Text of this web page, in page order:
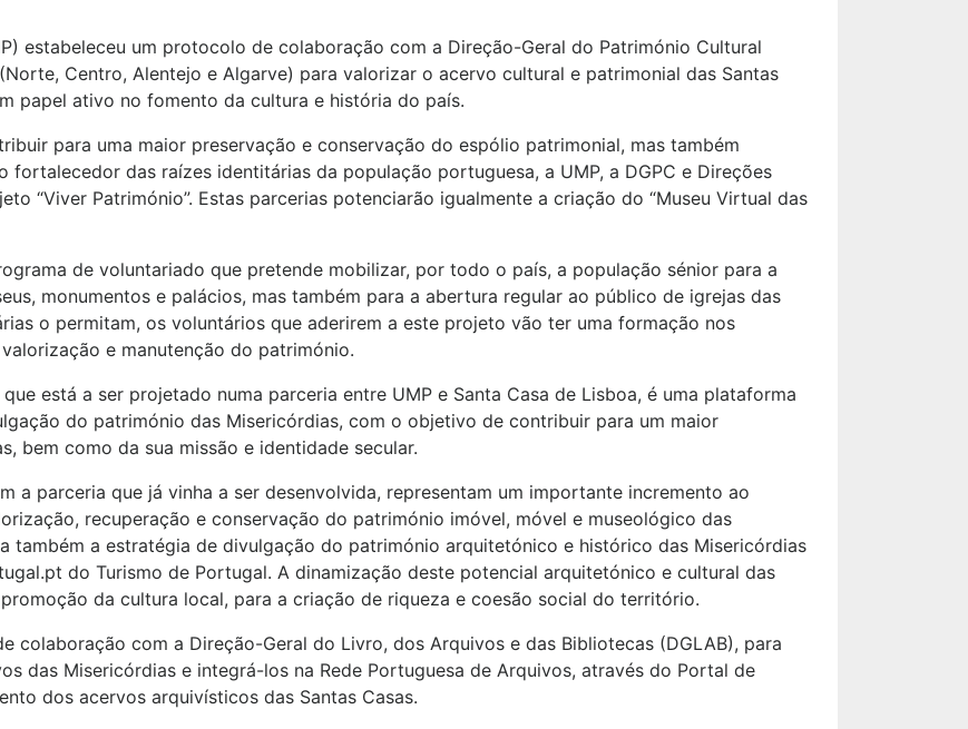
estabeleceu um protocolo de colaboração com a Direção-Geral do Património Cultural
Centro, Alentejo e Algarve) para valorizar o acervo cultural e patrimonial das Santas
papel ativo no fomento da cultura e história do país.
para uma maior preservação e conservação do espólio patrimonial, mas também
fortalecedor das raízes identitárias da população portuguesa, a UMP, a DGPC e Direções
“Viver Património”. Estas parcerias potenciarão igualmente a criação do “Museu Virtual das
de voluntariado que pretende mobilizar, por todo o país, a população sénior para a
monumentos e palácios, mas também para a abertura regular ao público de igrejas das
o permitam, os voluntários que aderirem a este projeto vão ter uma formação nos
e manutenção do património.
está a ser projetado numa parceria entre UMP e Santa Casa de Lisboa, é uma plataforma
do património das Misericórdias, com o objetivo de contribuir para um maior
bem como da sua missão e identidade secular.
a parceria que já vinha a ser desenvolvida, representam um importante incremento ao
recuperação e conservação do património imóvel, móvel e museológico das
também a estratégia de divulgação do património arquitetónico e histórico das Misericórdias
do Turismo de Portugal. A dinamização deste potencial arquitetónico e cultural das
da cultura local, para a criação de riqueza e coesão social do território.
colaboração com a Direção-Geral do Livro, dos Arquivos e das Bibliotecas (DGLAB), para
das Misericórdias e integrá-los na Rede Portuguesa de Arquivos, através do Portal de
dos acervos arquivísticos das Santas Casas.